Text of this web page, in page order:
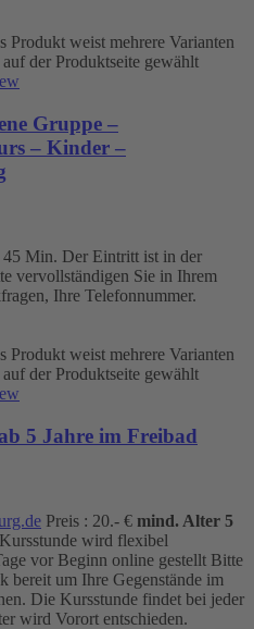
Produkt weist mehrere Varianten
der Produktseite gewählt
Gruppe –
– Kinder –
45 Min. Der Eintritt ist in der
vervollständigen Sie in Ihrem
Ihre Telefonnummer.
Produkt weist mehrere Varianten
der Produktseite gewählt
5 Jahre im Freibad
Preis : 20.- € mind. Alter 5
wird flexibel
vor Beginn online gestellt Bitte
bereit um Ihre Gegenstände im
Die Kursstunde findet bei jeder
wird Vorort entschieden.